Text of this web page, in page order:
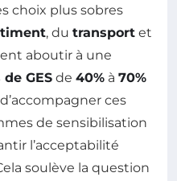
choix plus sobres
, du transport et
aboutir à une
GES de 40% à 70%
ces
de sensibilisation
l’acceptabilité
soulève la question